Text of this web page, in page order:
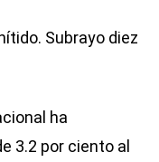
Subrayo diez
ha
3.2 por ciento al